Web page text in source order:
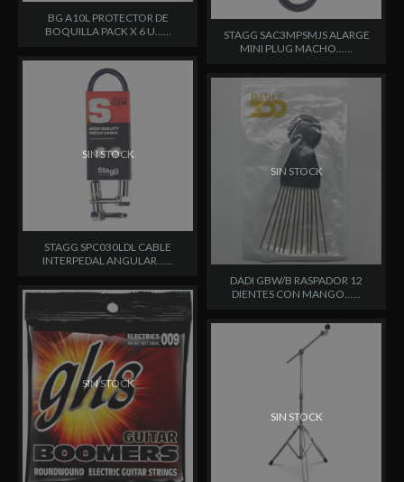
BG A10L PROTECTOR DE
BOQUILLA PACK X 6 U......
STAGG SAC3MPSMJS ALARGE
MINI PLUG MACHO......
SIN STOCK
STAGG SPC030LDL CABLE
INTERPEDAL ANGULAR......
SIN STOCK
DADI GBW/B RASPADOR 12
DIENTES CON MANGO......
SIN STOCK
SIN STOCK